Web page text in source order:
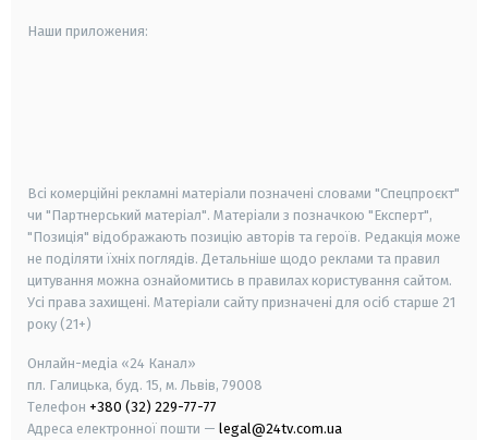
Наши приложения:
Всі комерційні рекламні матеріали позначені словами "Спецпроєкт"
чи "Партнерський матеріал". Матеріали з позначкою "Експерт",
"Позиція" відображають позицію авторів та героїв. Редакція може
не поділяти їхніх поглядів. Детальніше щодо реклами та правил
цитування можна ознайомитись в правилах користування сайтом.
Усі права захищені. Матеріали сайту призначені для осіб старше 21
року (21+)
Онлайн-медіа «24 Канал»
пл. Галицька, буд. 15, м. Львів, 79008
Телефон +380 (32) 229-77-77
Адреса електронної пошти — legal@24tv.com.ua